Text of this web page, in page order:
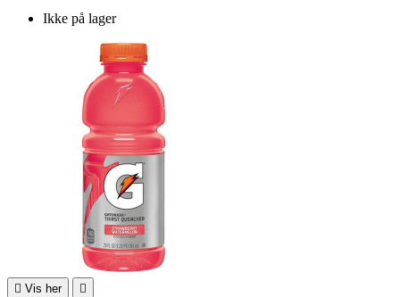
Ikke på lager
 Vis her 